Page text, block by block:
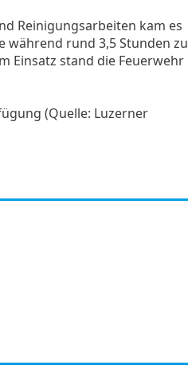
Reinigungsarbeiten kam es
während rund 3,5 Stunden zu
Einsatz stand die Feuerwehr
(Quelle: Luzerner